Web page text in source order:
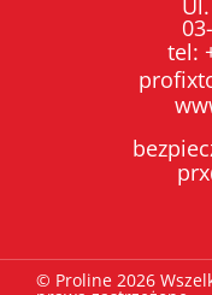
tel:
© Proline 2026